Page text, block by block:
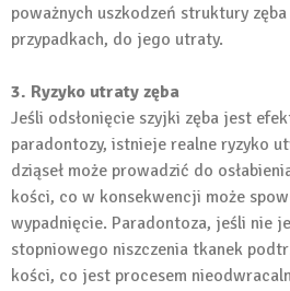
poważnych uszkodzeń struktury
przypadkach, do jego utraty.
3. Ryzyko utraty zęba
Jeśli odsłonięcie szyjki zęba jest
paradontozy, istnieje realne ryzyko
dziąseł może prowadzić do
kości, co w konsekwencji może
wypadnięcie. Paradontoza, jeśli nie
stopniowego niszczenia tkanek
kości, co jest procesem